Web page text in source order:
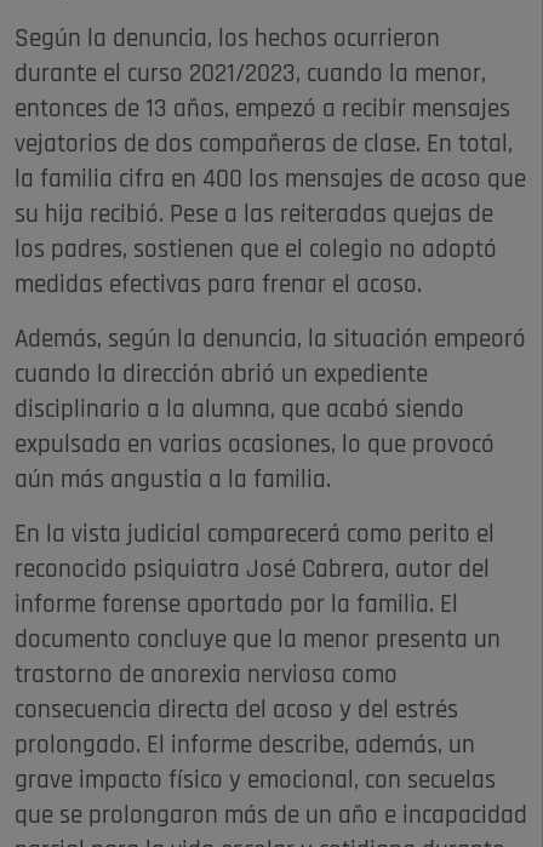
Según la denuncia, los hechos ocurrieron
durante el curso 2021/2023, cuando la menor,
entonces de 13 años, empezó a recibir mensajes
vejatorios de dos compañeras de clase. En total,
la familia cifra en 400 los mensajes de acoso que
su hija recibió. Pese a las reiteradas quejas de
los padres, sostienen que el colegio no adoptó
medidas efectivas para frenar el acoso.
Además, según la denuncia, la situación empeoró
cuando la dirección abrió un expediente
disciplinario a la alumna, que acabó siendo
expulsada en varias ocasiones, lo que provocó
aún más angustia a la familia.
En la vista judicial comparecerá como perito el
reconocido psiquiatra José Cabrera, autor del
informe forense aportado por la familia. El
documento concluye que la menor presenta un
trastorno de anorexia nerviosa como
consecuencia directa del acoso y del estrés
prolongado. El informe describe, además, un
grave impacto físico y emocional, con secuelas
que se prolongaron más de un año e incapacidad